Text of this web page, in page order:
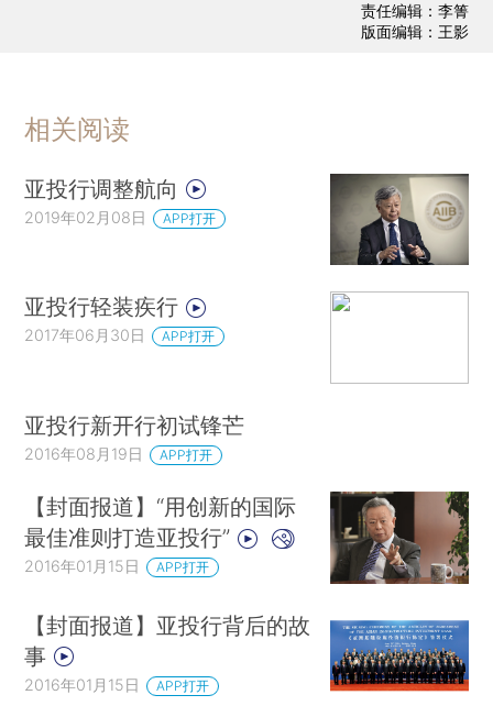
责任编辑：李箐
版面编辑：王影
相关阅读
亚投行调整航向
2019年02月08日 APP打开
亚投行轻装疾行
2017年06月30日 APP打开
亚投行新开行初试锋芒
2016年08月19日 APP打开
【封面报道】“用创新的国际
最佳准则打造亚投行”
2016年01月15日 APP打开
【封面报道】亚投行背后的故
事
2016年01月15日 APP打开